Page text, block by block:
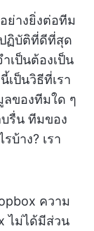
ย่างยิ่งต่อทีม
ฏิบัติที่ดีที่สุด
เป็นต้องเป็น
เป็นวิธีที่เรา
ของทีมใด ๆ
รื่น ทีมของ
บ้าง? เรา
ความ
ไม่ได้มีส่วน